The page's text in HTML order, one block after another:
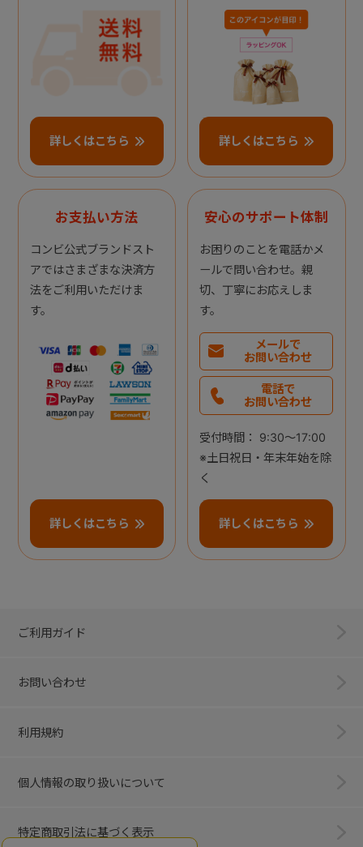
詳しくはこちら 詳しくはこちら
お支払い方法
コンビ公式ブランドスト
アではさまざまな決済方
法をご利用いただけま
す。
詳しくはこちら
安心のサポート体制
お困りのことを電話かメ
ールで問い合わせ。親
切、丁寧にお応えしま
す。
メールで
お問い合わせ
電話で
お問い合わせ
受付時間： 9:30～17:00
※土日祝日・年末年始を除
く
詳しくはこちら
ご利用ガイド
お問い合わせ
利用規約
個人情報の取り扱いについて
特定商取引法に基づく表示